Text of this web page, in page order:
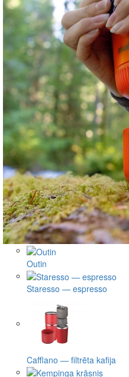
Outin
Staresso — espresso
Cafflano — filtrēta kafija